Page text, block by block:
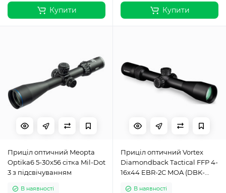
Купити Купити
Приціл оптичний Meopta
Optika6 5-30x56 сітка Mil-Dot
3 з підсвічуванням
В наявності
Приціл оптичний Vortex
Diamondback Tactical FFP 4-
16x44 EBR-2C MOA (DBK-
В наявності